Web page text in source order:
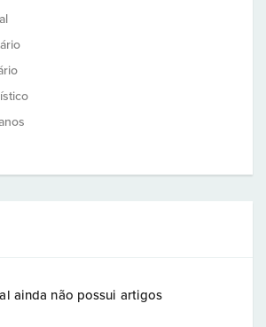
ainda não possui artigos